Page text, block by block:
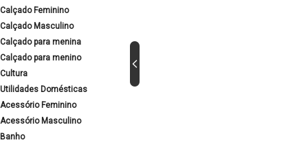
Calçado Feminino
Calçado Masculino
Calçado para menina
Calçado para menino
Cultura
Utilidades Domésticas
Acessório Feminino
Acessório Masculino
Banho